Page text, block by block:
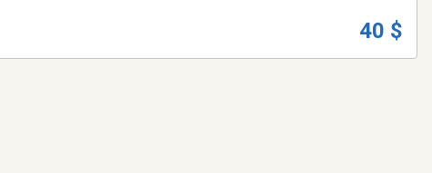
40 $